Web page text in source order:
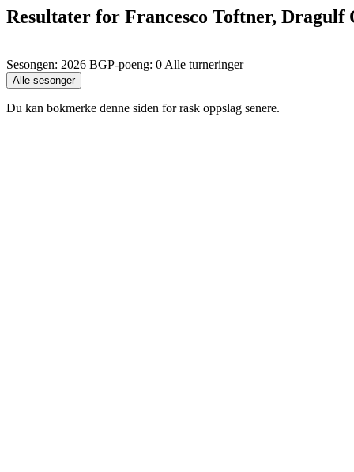
Resultater for Francesco Toftner, Dragulf
Sesongen: 2026 BGP-poeng: 0 Alle turneringer
Du kan bokmerke denne siden for rask oppslag senere.